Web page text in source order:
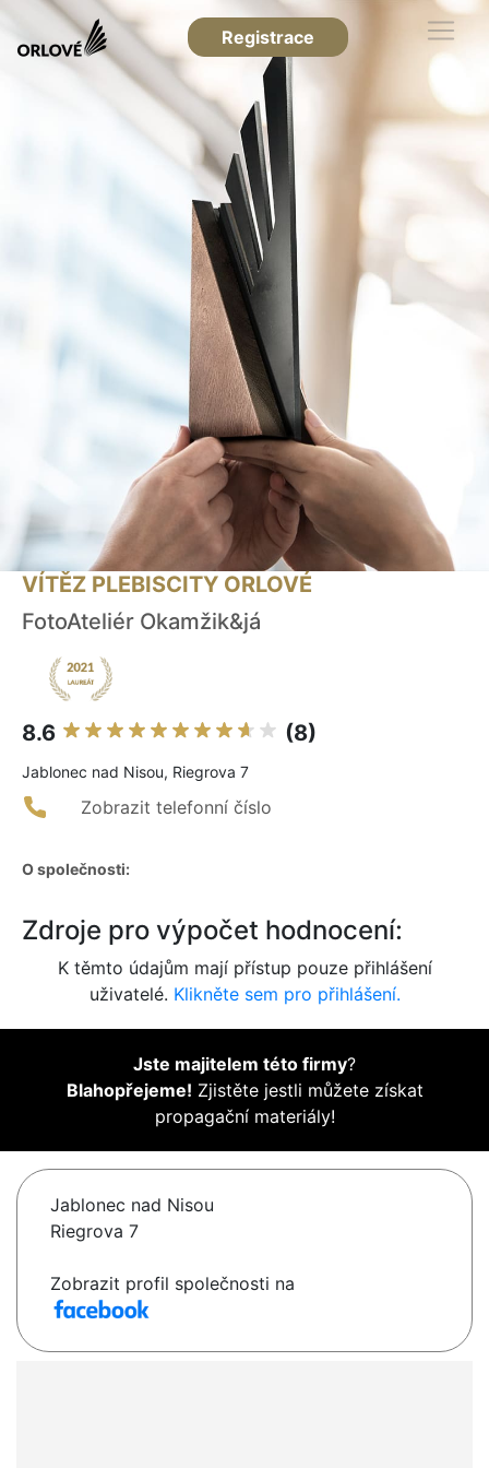
Registrace
VÍTĚZ PLEBISCITY ORLOVÉ
FotoAteliér Okamžik&já
8.6 (8)
Jablonec nad Nisou, Riegrova 7
Zobrazit telefonní číslo
O společnosti:
Zdroje pro výpočet hodnocení:
K těmto údajům mají přístup pouze přihlášení
uživatelé. Klikněte sem pro přihlášení.
Jste majitelem této firmy?
Blahopřejeme! Zjistěte jestli můžete získat
propagační materiály!
Jablonec nad Nisou
Riegrova 7
Zobrazit profil společnosti na